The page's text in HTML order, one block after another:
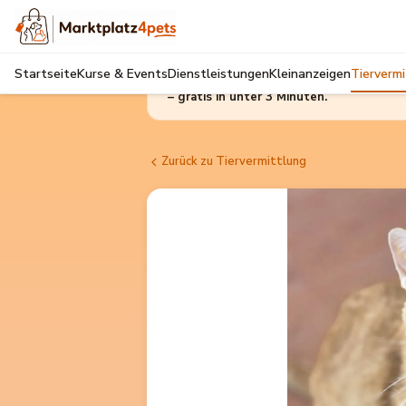
StartseiteKurse & EventsDienstleistungenKleinanzeigen
Selbst inserieren, Inserate merken, Kurse
– gratis in unter 3 Minuten.
Zurück zu Tiervermittlung